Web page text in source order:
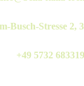
Busch-Stresse 2,
+49 5732